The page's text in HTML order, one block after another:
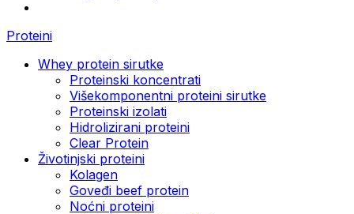
Proteini
Whey protein sirutke
Proteinski koncentrati
Višekomponentni proteini sirutke
Proteinski izolati
Hidrolizirani proteini
Clear Protein
Životinjski proteini
Kolagen
Goveđi beef protein
Noćni proteini